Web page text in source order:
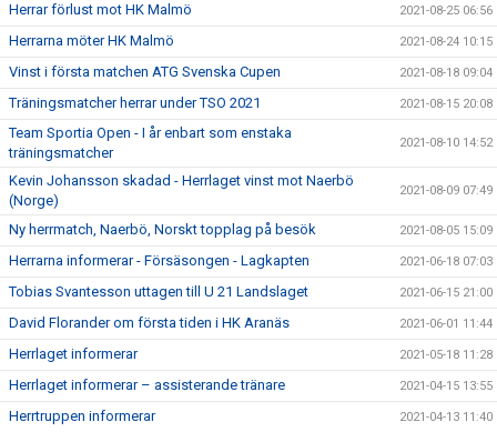
Herrar förlust mot HK Malmö 2021-08-25 06:56
Herrarna möter HK Malmö 2021-08-24 10:15
Vinst i första matchen ATG Svenska Cupen 2021-08-18 09:04
Träningsmatcher herrar under TSO 2021 2021-08-15 20:08
Team Sportia Open - I år enbart som enstaka
träningsmatcher
2021-08-10 14:52
Kevin Johansson skadad - Herrlaget vinst mot Naerbö
(Norge)
2021-08-09 07:49
Ny herrmatch, Naerbö, Norskt topplag på besök 2021-08-05 15:09
Herrarna informerar - Försäsongen - Lagkapten 2021-06-18 07:03
Tobias Svantesson uttagen till U 21 Landslaget 2021-06-15 21:00
David Florander om första tiden i HK Aranäs 2021-06-01 11:44
Herrlaget informerar 2021-05-18 11:28
Herrlaget informerar – assisterande tränare 2021-04-15 13:55
Herrtruppen informerar 2021-04-13 11:40